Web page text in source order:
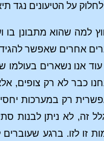
על הטיעונים נגד
שהוא מתבונן בו
דברים אחרים שאפשר
אנו נשארים
כבר לא רק
רק במערכות
זה, לא ניתן לבנות
זו לזו. ברגע